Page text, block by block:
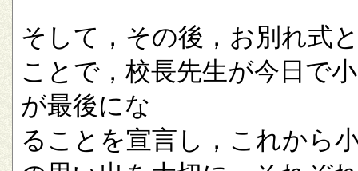
そして，その後，お別れ式
ことで，校長先生が今日で
が最後にな
ることを宣言し，これから